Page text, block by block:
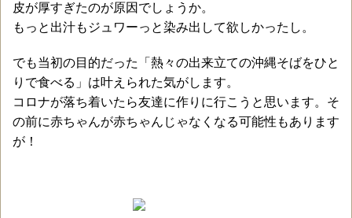
皮が厚すぎたのが原因でしょうか。
もっと出汁もジュワーっと染み出して欲しかったし。
でも当初の目的だった「熱々の出来立ての沖縄そばをひと
りで食べる」は叶えられた気がします。
コロナが落ち着いたら友達に作りに行こうと思います。そ
の前に赤ちゃんが赤ちゃんじゃなくなる可能性もあります
が！